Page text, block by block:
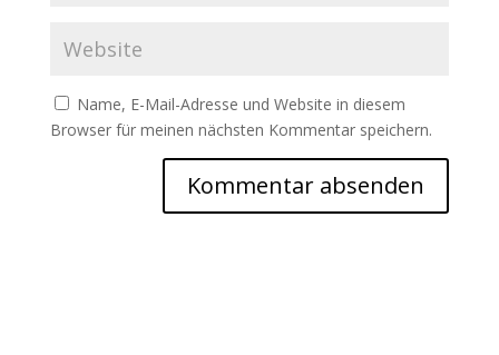
Name, E-Mail-Adresse und Website in diesem
Browser für meinen nächsten Kommentar speichern.